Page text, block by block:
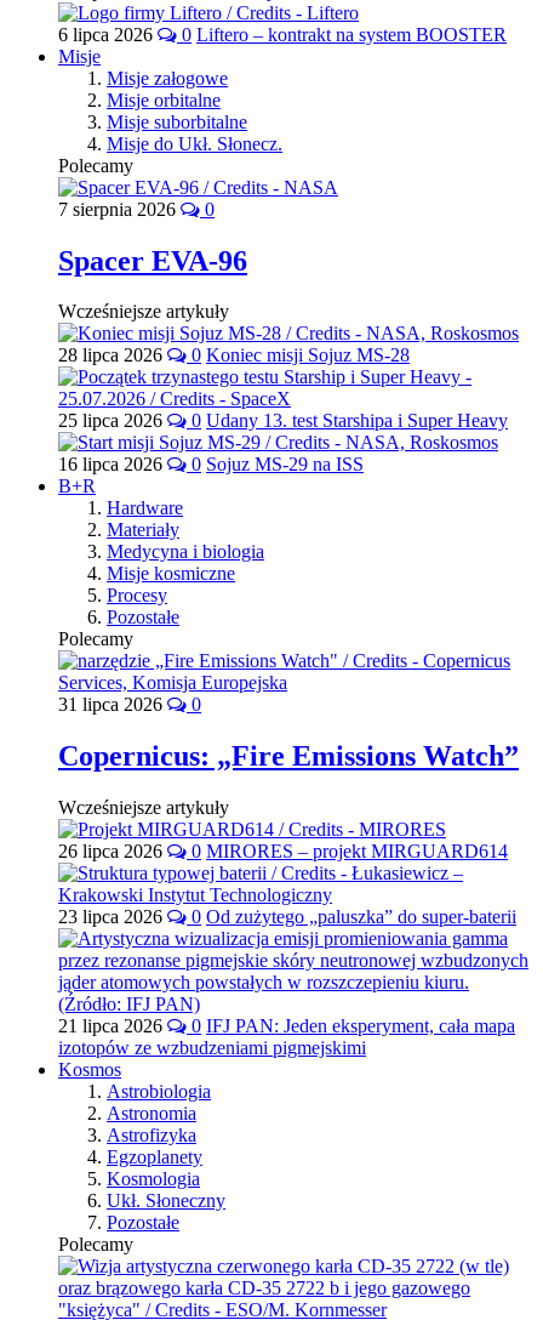
6 lipca 2026 0 Liftero – kontrakt na system BOOSTER
Misje
Misje załogowe
Misje orbitalne
Misje suborbitalne
Misje do Ukł. Słonecz.
Polecamy
7 sierpnia 2026 0
Spacer EVA-96
Wcześniejsze artykuły
28 lipca 2026 0 Koniec misji Sojuz MS-28
25 lipca 2026 0 Udany 13. test Starshipa i Super Heavy
16 lipca 2026 0 Sojuz MS-29 na ISS
B+R
Hardware
Materiały
Medycyna i biologia
Misje kosmiczne
Procesy
Pozostałe
Polecamy
31 lipca 2026 0
Copernicus: „Fire Emissions Watch”
Wcześniejsze artykuły
26 lipca 2026 0 MIRORES – projekt MIRGUARD614
23 lipca 2026 0 Od zużytego „paluszka” do super-baterii
21 lipca 2026 0 IFJ PAN: Jeden eksperyment, cała mapa
izotopów ze wzbudzeniami pigmejskimi
Kosmos
Astrobiologia
Astronomia
Astrofizyka
Egzoplanety
Kosmologia
Ukł. Słoneczny
Pozostałe
Polecamy